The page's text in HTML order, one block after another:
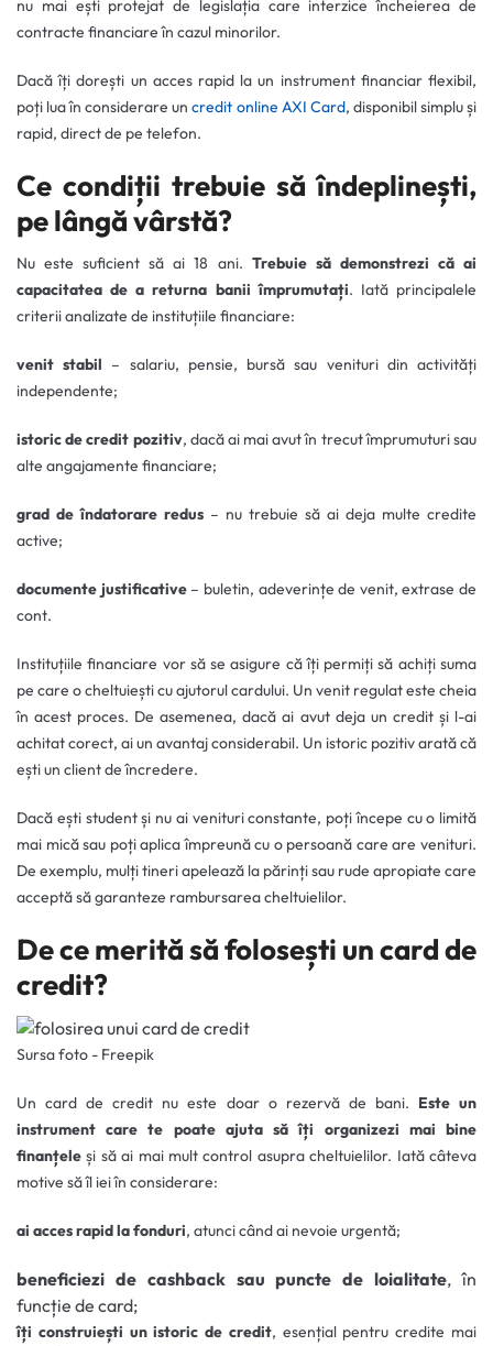
nu mai ești protejat de legislația care interzice încheierea de
contracte financiare în cazul minorilor.
Dacă îți dorești un acces rapid la un instrument financiar flexibil,
poți lua în considerare uncredit online AXI Card, disponibil simplu și
rapid, direct de pe telefon.
Ce condiții trebuie să îndeplinești,
pe lângă vârstă?
Nu este suficient să ai 18 ani. Trebuie să demonstrezi că ai
capacitatea de a returna banii împrumutați. Iată principalele
criterii analizate de instituțiile financiare:
venit stabil – salariu, pensie, bursă sau venituri din activități
independente;
istoric de credit pozitiv, dacă ai mai avut în trecut împrumuturi sau
alte angajamente financiare;
grad de îndatorare redus – nu trebuie să ai deja multe credite
active;
documente justificative– buletin, adeverințe de venit, extrase de
cont.
Instituțiile financiare vor să se asigure că îți permiți să achiți suma
pe care o cheltuiești cu ajutorul cardului. Un venit regulat este cheia
în acest proces. De asemenea, dacă ai avut deja un credit și l-ai
achitat corect, ai un avantaj considerabil. Un istoric pozitiv arată că
ești un client de încredere.
Dacă ești student și nu ai venituri constante, poți începe cu o limită
mai mică sau poți aplica împreună cu o persoană care are venituri.
De exemplu, mulți tineri apelează la părinți sau rude apropiate care
acceptă să garanteze rambursarea cheltuielilor.
De ce merită să folosești un card de
credit?
Sursa foto - Freepik
Un card de credit nu este doar o rezervă de bani. Este un
instrument care te poate ajuta să îți organizezi mai bine
finanțele și să ai mai mult control asupra cheltuielilor. Iată câteva
motive să îl iei în considerare:
ai acces rapid la fonduri, atunci când ai nevoie urgentă;
beneficiezi de cashback sau puncte de loialitate, în
funcție de card;
îți construiești un istoric de credit, esențial pentru credite mai